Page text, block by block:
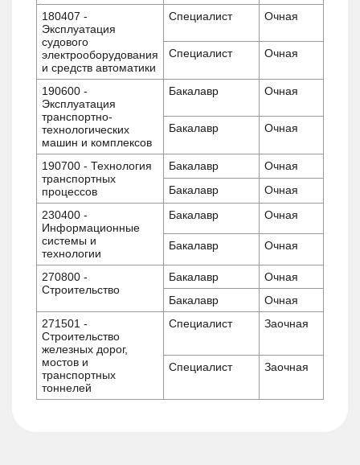
180407 -
Эксплуатация
судового
электрооборудования
и средств автоматики
Специалист Очная
Специалист Очная
190600 -
Эксплуатация
транспортно-
технологических
машин и комплексов
Бакалавр Очная
Бакалавр Очная
190700 - Технология
транспортных
процессов
Бакалавр
Очная
Бакалавр
Очная
230400 -
Информационные
системы и
технологии
Бакалавр Очная
Бакалавр Очная
270800 -
Строительство
Бакалавр
Очная
Бакалавр
Очная
271501 -
Строительство
железных дорог,
мостов и
транспортных
тоннелей
Специалист Заочная
Специалист Заочная